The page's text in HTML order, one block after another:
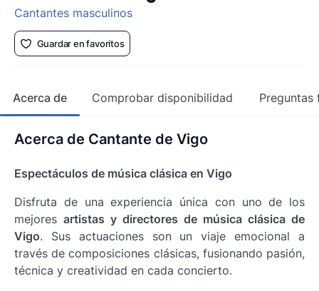
Cantantes masculinos
Guardar en favoritos
Acerca de Comprobar disponibilidad Preguntas
Acerca de Cantante de Vigo
Espectáculos de música clásica en Vigo
Disfruta de una experiencia única con uno de los
mejores artistas y directores de música clásica de
Vigo. Sus actuaciones son un viaje emocional a
través de composiciones clásicas, fusionando pasión,
técnica y creatividad en cada concierto.